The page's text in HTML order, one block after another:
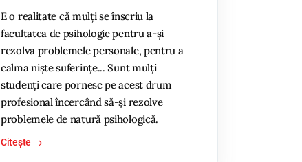
E o realitate că mulți se înscriu la
facultatea de psihologie pentru a-și
rezolva problemele personale, pentru a
calma niște suferințe... Sunt mulți
studenți care pornesc pe acest drum
profesional încercând să-și rezolve
problemele de natură psihologică.
Citește